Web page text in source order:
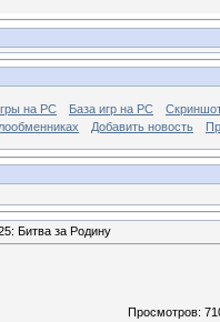
на PC База игр на РС
Добавить новость
Битва за Родину
Просмотров: